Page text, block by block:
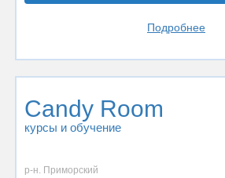
Подробнее
Candy Room
курсы и обучение
р-н. Приморский